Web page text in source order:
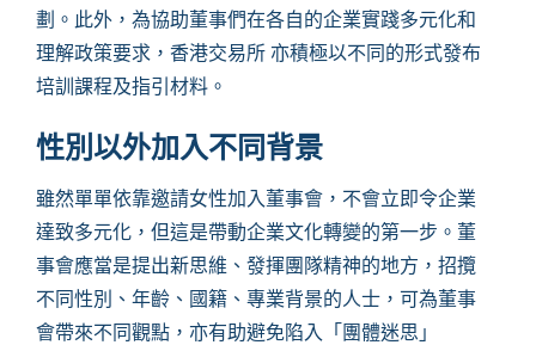
劃。此外，為協助董事們在各自的企業實踐多元化和
理解政策要求，香港交易所 亦積極以不同的形式發布
培訓課程及指引材料。
性別以外加入不同背景
雖然單單依靠邀請女性加入董事會，不會立即令企業
達致多元化，但這是帶動企業文化轉變的第一步。董
事會應當是提出新思維、發揮團隊精神的地方，招攬
不同性別、年齡、國籍、專業背景的人士，可為董事
會帶來不同觀點，亦有助避免陷入「團體迷思」